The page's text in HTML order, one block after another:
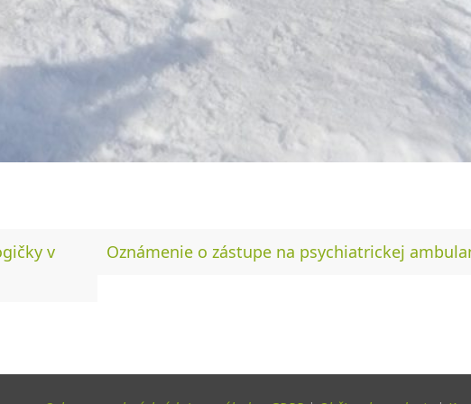
v
Oznámenie o zástupe na psychiatrickej